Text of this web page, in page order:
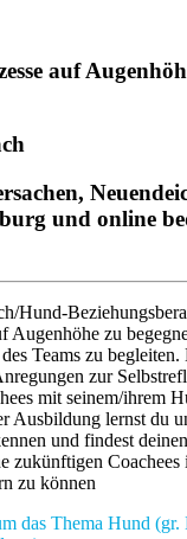
auf
und online
Hund-
Augenhöhe zu
Teams zu begleiten.
zur
mit seinem/ihrem
Ausbildung lernst du
und findest
zukünftigen
zu können
das Thema Hund (gr.